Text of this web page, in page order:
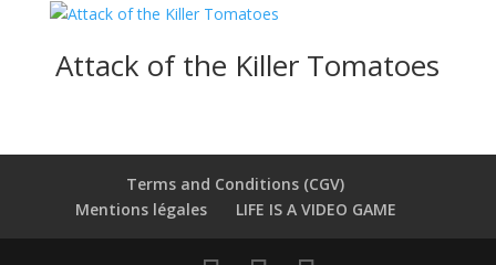
Attack of the Killer Tomatoes
Terms and Conditions (CGV)
Mentions légales
LIFE IS A VIDEO GAME